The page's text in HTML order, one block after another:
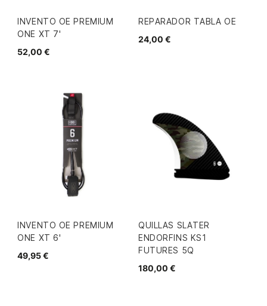
INVENTO OE PREMIUM
ONE XT 7'
52,00 €
REPARADOR TABLA OE
24,00 €
INVENTO OE PREMIUM
ONE XT 6'
49,95 €
QUILLAS SLATER
ENDORFINS KS1
FUTURES 5Q
180,00 €